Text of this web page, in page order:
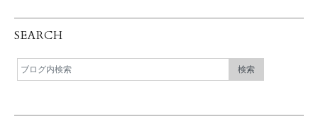
SEARCH